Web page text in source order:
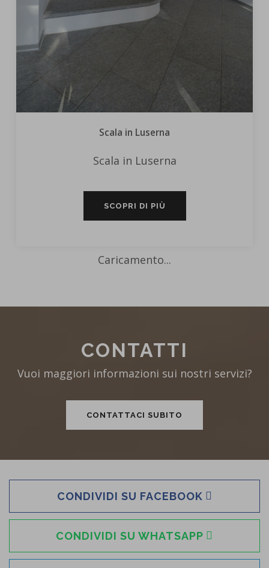
Scala in Luserna
Scala in Luserna
SCOPRI DI PIÙ
Caricamento...
CONTATTI
Vuoi maggiori informazioni sui nostri servizi?
CONTATTACI SUBITO
CONDIVIDI SU FACEBOOK
CONDIVIDI SU WHATSAPP